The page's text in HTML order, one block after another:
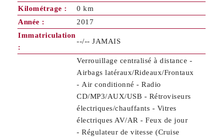
Kilométrage :
0 km
Année :
2017
Immatriculation
:
--/-- JAMAIS
Verrouillage centralisé à distance -
Airbags latéraux/Rideaux/Frontaux
- Air conditionné - Radio
CD/MP3/AUX/USB - Rétroviseurs
électriques/chauffants - Vitres
électriques AV/AR - Feux de jour
- Régulateur de vitesse (Cruise